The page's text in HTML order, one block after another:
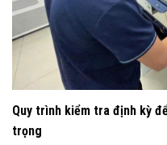
Quy trình kiểm tra định kỳ
trọng